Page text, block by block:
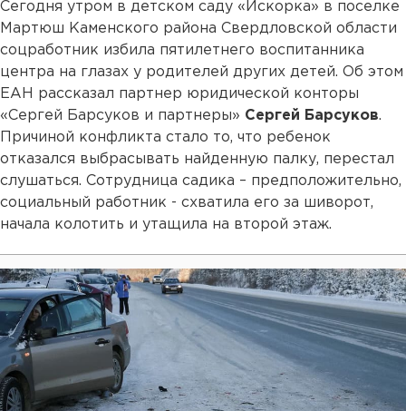
Сегодня утром в детском саду «Искорка» в поселке
Мартюш Каменского района Свердловской области
соцработник избила пятилетнего воспитанника
центра на глазах у родителей других детей. Об этом
ЕАН рассказал партнер юридической конторы
«Сергей Барсуков и партнеры» Сергей Барсуков.
Причиной конфликта стало то, что ребенок
отказался выбрасывать найденную палку, перестал
слушаться. Сотрудница садика – предположительно,
социальный работник - схватила его за шиворот,
начала колотить и утащила на второй этаж.